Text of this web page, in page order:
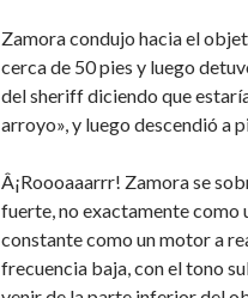
Zamora condujo hacia el
cerca de 50 pies y luego
del sheriff diciendo que
arroyo», y luego descendió a
Â¡Roooaaarrr! Zamora se
fuerte, no exactamente como
constante como un motor a
frecuencia baja, con el tono